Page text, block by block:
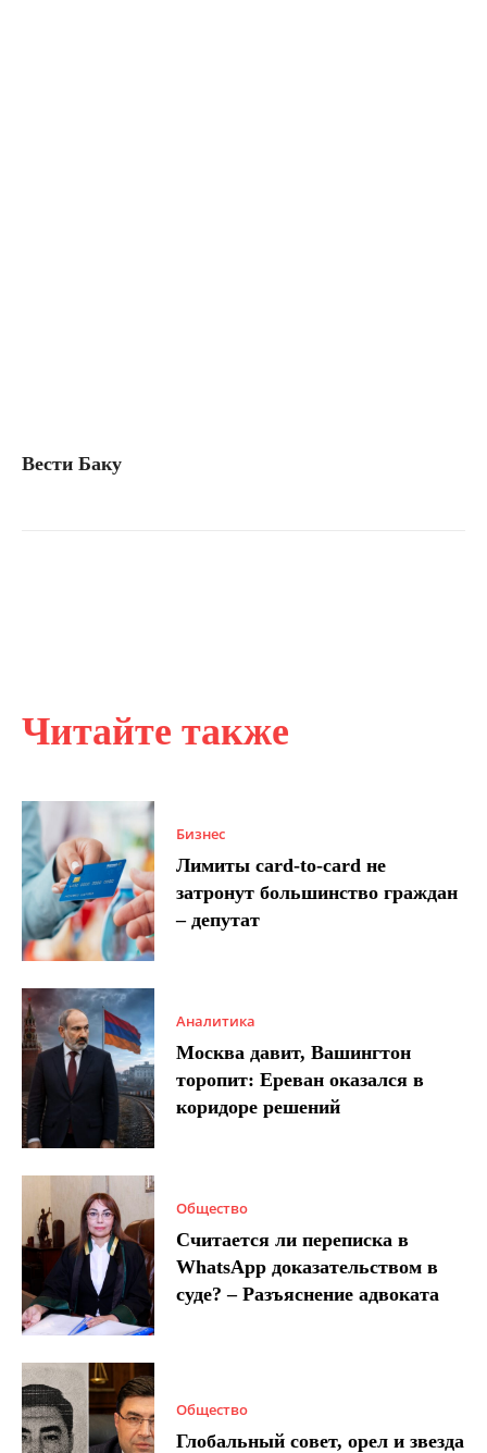
Читайте также
Бизнес
Лимиты card-to-card не
затронут большинство граждан
– депутат
Аналитика
Москва давит, Вашингтон
торопит: Ереван оказался в
коридоре решений
Общество
Считается ли переписка в
WhatsApp доказательством в
суде? – Разъяснение адвоката
Общество
Глобальный совет, орел и звезда
Вести Баку